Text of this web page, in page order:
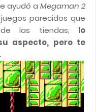
ayudó a Megaman 2
parecidos que
de las tiendas; lo
aspecto, pero te